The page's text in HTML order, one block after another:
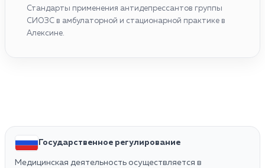
Стандарты применения антидепрессантов группы
СИОЗС в амбулаторной и стационарной практике в
Алексине.
Государственное регулирование
Медицинская деятельность осуществляется в